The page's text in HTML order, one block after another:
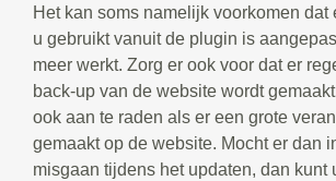
Het kan soms namelijk voorkomen dat
u gebruikt vanuit de plugin is
meer werkt. Zorg er ook voor dat er
back-up van de website wordt
ook aan te raden als er een grote
gemaakt op de website. Mocht er dan
misgaan tijdens het updaten, dan kunt